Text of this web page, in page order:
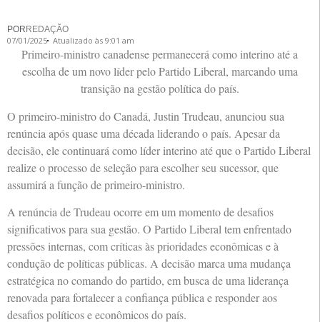
POR REDAÇÃO
07/01/2025 Atualizado às 9:01 am
Primeiro-ministro canadense permanecerá como interino até a
escolha de um novo líder pelo Partido Liberal, marcando uma
transição na gestão política do país.
O primeiro-ministro do Canadá, Justin Trudeau, anunciou sua
renúncia após quase uma década liderando o país. Apesar da
decisão, ele continuará como líder interino até que o Partido Liberal
realize o processo de seleção para escolher seu sucessor, que
assumirá a função de primeiro-ministro.
A renúncia de Trudeau ocorre em um momento de desafios
significativos para sua gestão. O Partido Liberal tem enfrentado
pressões internas, com críticas às prioridades econômicas e à
condução de políticas públicas. A decisão marca uma mudança
estratégica no comando do partido, em busca de uma liderança
renovada para fortalecer a confiança pública e responder aos
desafios políticos e econômicos do país.